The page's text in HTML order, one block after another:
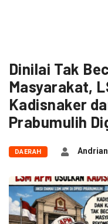
Dinilai Tak
Masyarakat,
Kadisnaker
Prabumulih
DAERAH